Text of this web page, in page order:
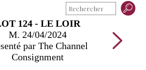
124 - LE LOIR
M. 24/04/2024
par The Channel
Consignment